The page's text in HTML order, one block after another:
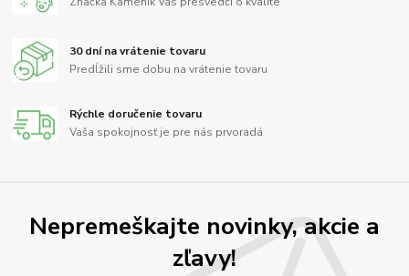
30 dní na vrátenie tovaru
Predĺžili sme dobu na vrátenie tovaru
Rýchle doručenie tovaru
Vaša spokojnosť je pre nás prvoradá
Nepremeškajte novinky, akcie a
zľavy!